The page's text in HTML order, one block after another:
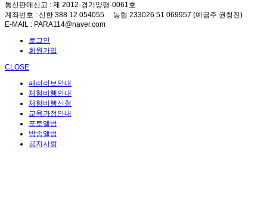
통신판매신고 : 제 2012-경기양평-0061호
계좌번호 : 신한 388 12 054055 농협 233026 51 069957 (예금주 권창진)
E-MAIL : PARA114@naver.com
로그인
회원가입
CLOSE
패러러브안내
체험비행안내
체험비행신청
교육과정안내
포토앨범
방송앨범
공지사항